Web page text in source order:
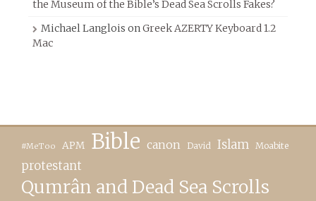
the Museum of the Bible’s Dead Sea Scrolls Fakes?
Michael Langlois onGreek AZERTY Keyboard 1.2
Mac
#MeToo APM Bible canon David Islam Moabite
protestant
Qumrân and Dead Sea Scrolls